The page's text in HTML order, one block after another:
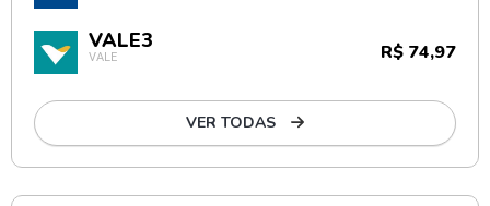
VALE3
VALE R$ 74,97
VER TODAS